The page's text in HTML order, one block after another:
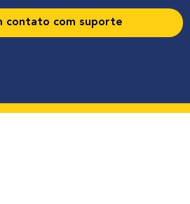
contato com suporte